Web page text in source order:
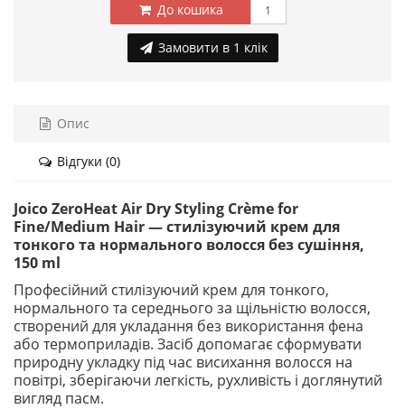
До кошика
Замовити в 1 клік
Опис
Відгуки (0)
Joico ZeroHeat Air Dry Styling Crème for
Fine/Medium Hair — стилізуючий крем для
тонкого та нормального волосся без сушіння,
150 ml
Професійний стилізуючий крем для тонкого,
нормального та середнього за щільністю волосся,
створений для укладання без використання фена
або термоприладів. Засіб допомагає сформувати
природну укладку під час висихання волосся на
повітрі, зберігаючи легкість, рухливість і доглянутий
вигляд пасм.